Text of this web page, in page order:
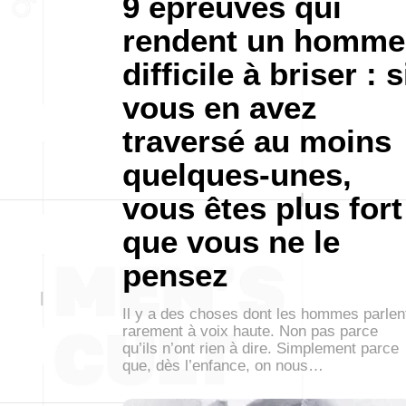
rendent un homme
difficile à briser :
vous en avez
traversé au moins
quelques-unes,
vous êtes plus fort
que vous ne le
pensez
Il y a des choses dont les hommes
rarement à voix haute. Non pas parce
qu’ils n’ont rien à dire. Simplement parce
que, dès l’enfance, on nous…